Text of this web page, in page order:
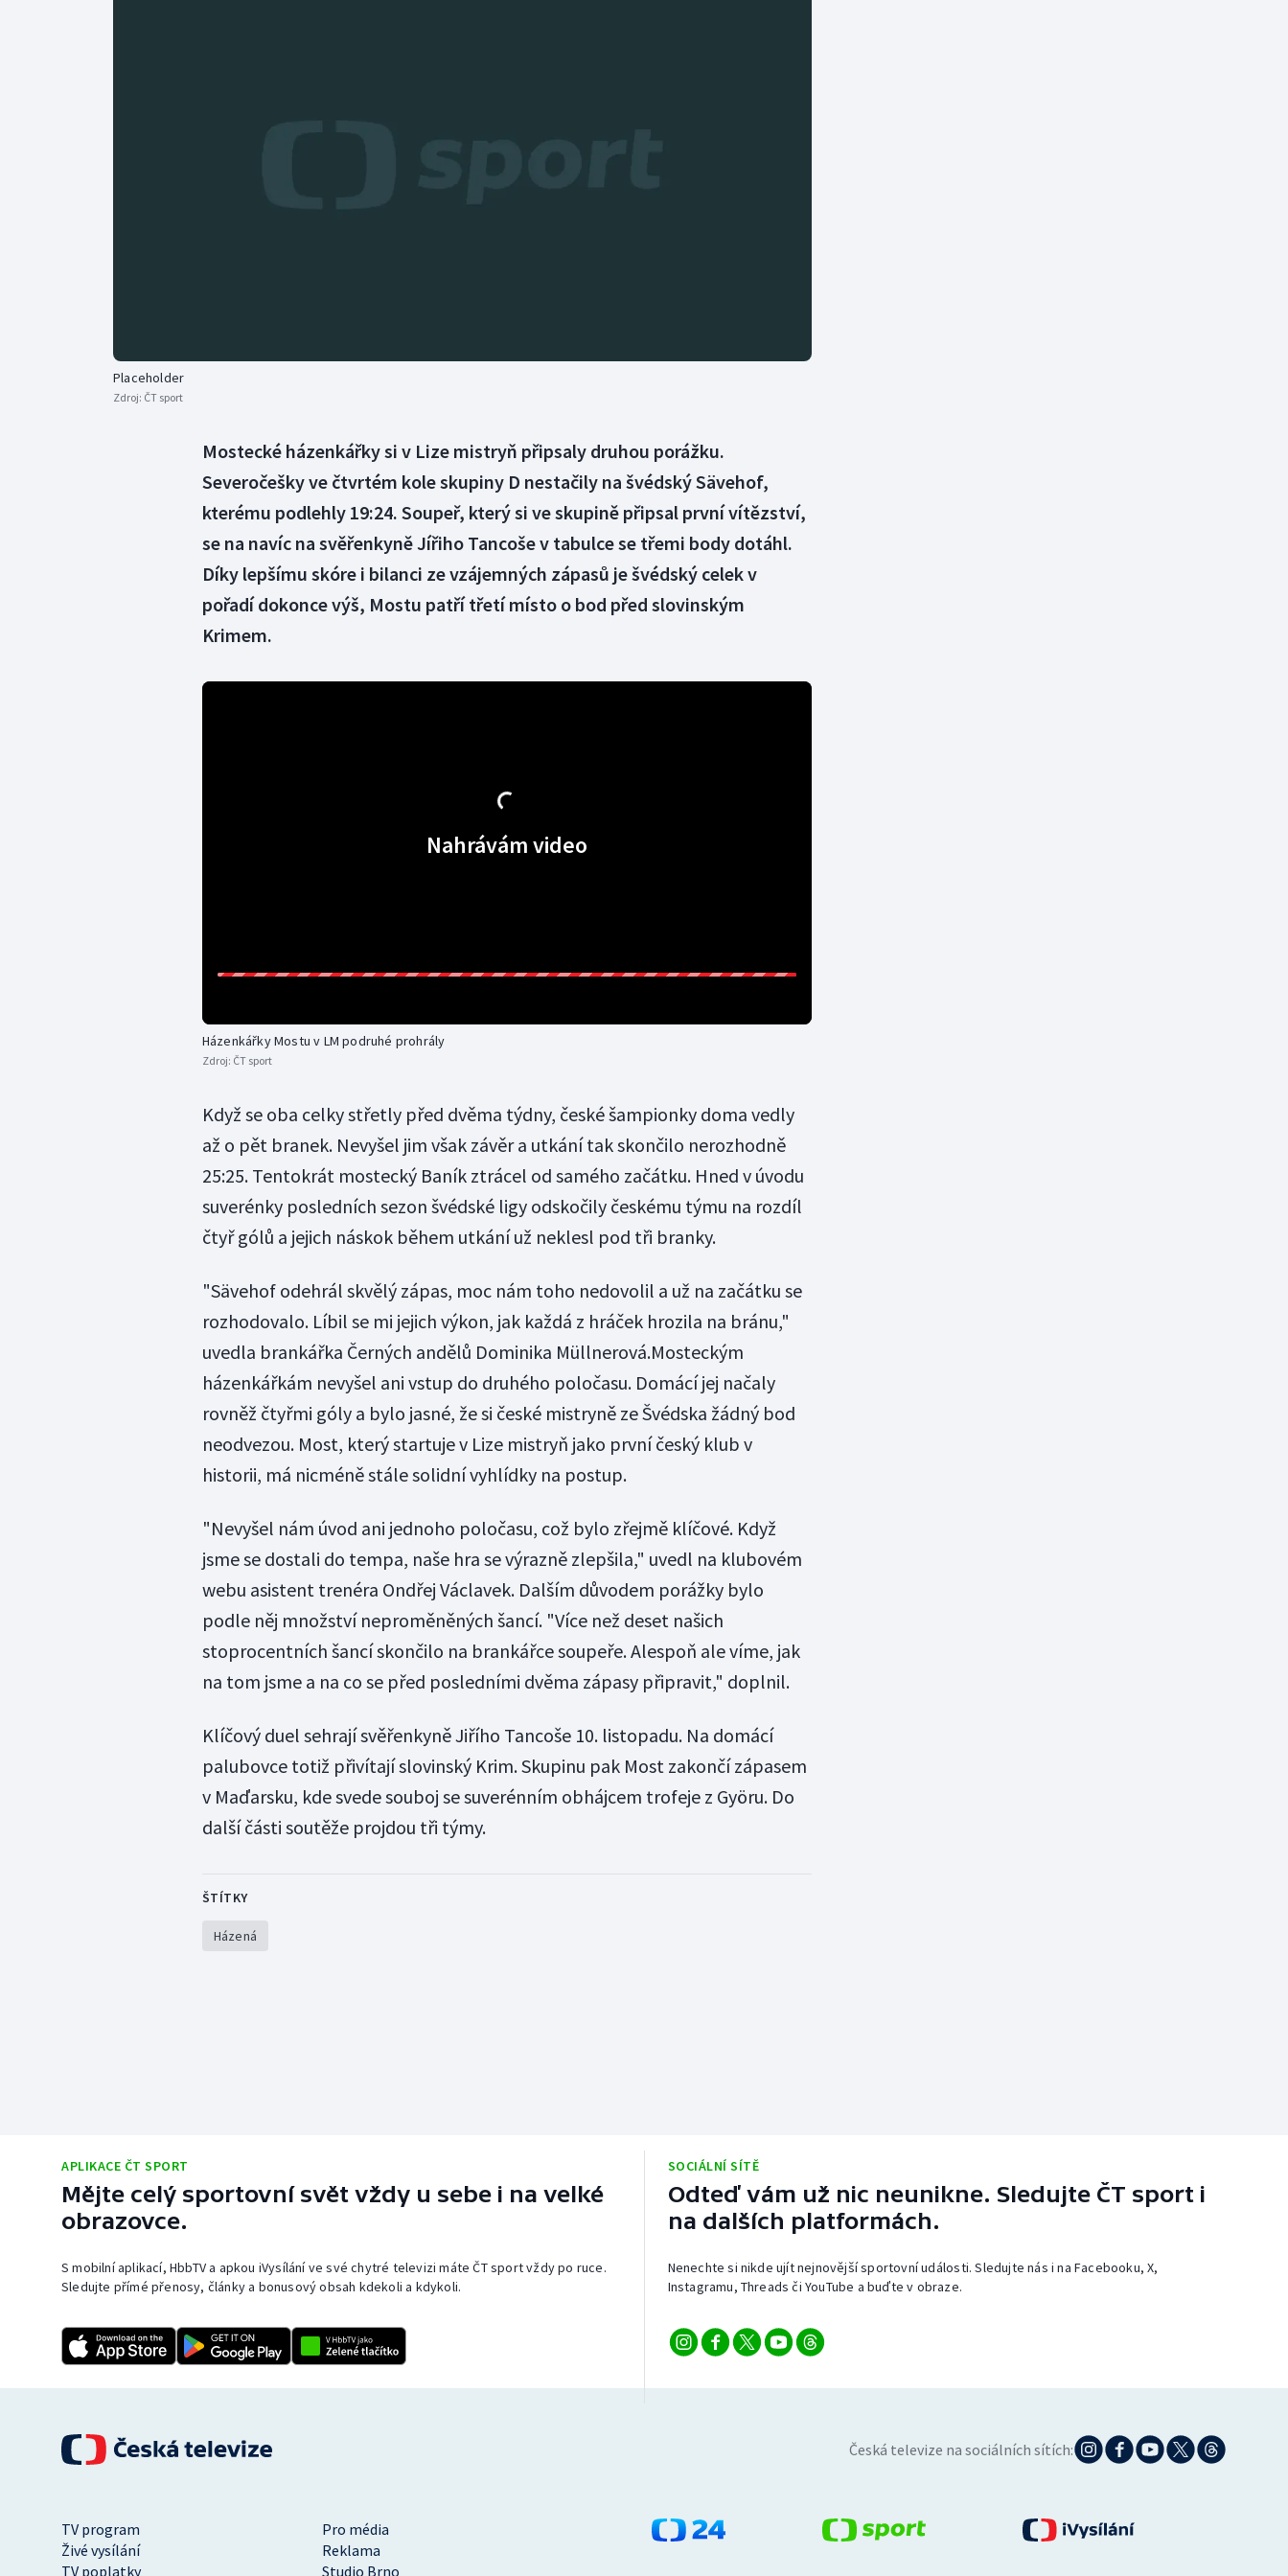
Parasport
Placeholder
Zdroj: ČT sport
Mostecké házenkářky si v Lize mistryň připsaly druhou porážku.
Severočešky ve čtvrtém kole skupiny D nestačily na švédský Sävehof,
kterému podlehly 19:24. Soupeř, který si ve skupině připsal první vítězství,
se na navíc na svěřenkyně Jířiho Tancoše v tabulce se třemi body dotáhl.
Díky lepšímu skóre i bilanci ze vzájemných zápasů je švédský celek v
pořadí dokonce výš, Mostu patří třetí místo o bod před slovinským
Krimem.
Nahrávám video
Házenkářky Mostu v LM podruhé prohrály
Zdroj: ČT sport
Když se oba celky střetly před dvěma týdny, české šampionky doma vedly
až o pět branek. Nevyšel jim však závěr a utkání tak skončilo nerozhodně
25:25. Tentokrát mostecký Baník ztrácel od samého začátku. Hned v úvodu
suverénky posledních sezon švédské ligy odskočily českému týmu na rozdíl
čtyř gólů a jejich náskok během utkání už neklesl pod tři branky.
"Sävehof odehrál skvělý zápas, moc nám toho nedovolil a už na začátku se
rozhodovalo. Líbil se mi jejich výkon, jak každá z hráček hrozila na bránu,"
uvedla brankářka Černých andělů Dominika Müllnerová.Mosteckým
házenkářkám nevyšel ani vstup do druhého poločasu. Domácí jej načaly
rovněž čtyřmi góly a bylo jasné, že si české mistryně ze Švédska žádný bod
neodvezou. Most, který startuje v Lize mistryň jako první český klub v
historii, má nicméně stále solidní vyhlídky na postup.
"Nevyšel nám úvod ani jednoho poločasu, což bylo zřejmě klíčové. Když
jsme se dostali do tempa, naše hra se výrazně zlepšila," uvedl na klubovém
webu asistent trenéra Ondřej Václavek. Dalším důvodem porážky bylo
podle něj množství neproměněných šancí. "Více než deset našich
stoprocentních šancí skončilo na brankářce soupeře. Alespoň ale víme, jak
na tom jsme a na co se před posledními dvěma zápasy připravit," doplnil.
Klíčový duel sehrají svěřenkyně Jiřího Tancoše 10. listopadu. Na domácí
palubovce totiž přivítají slovinský Krim. Skupinu pak Most zakončí zápasem
v Maďarsku, kde svede souboj se suverénním obhájcem trofeje z Györu. Do
další části soutěže projdou tři týmy.
ŠTÍTKY
Házená
APLIKACE ČT SPORT
Mějte celý sportovní svět vždy u sebe i na velké
obrazovce.
S mobilní aplikací, HbbTV a apkou iVysílání ve své chytré televizi máte ČT sport vždy po ruce.
Sledujte přímé přenosy, články a bonusový obsah kdekoli a kdykoli.
SOCIÁLNÍ SÍTĚ
Odteď vám už nic neunikne. Sledujte ČT sport i
na dalších platformách.
Nenechte si nikde ujít nejnovější sportovní události. Sledujte nás i na Facebooku, X,
Instagramu, Threads či YouTube a buďte v obraze.
Česká televize na sociálních sítích:
TV program
Pro média
Živé vysílání
Reklama
TV poplatky
Studio Brno